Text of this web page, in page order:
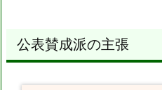
公表賛成派の主張